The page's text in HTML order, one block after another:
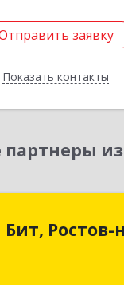
заявку
Показать контакты
заявку
Назад
из
Ростов-
Бит,
обл,